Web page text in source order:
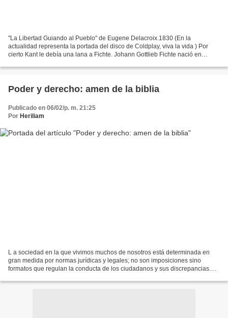
"La Libertad Guiando al Pueblo" de Eugene Delacroix.1830 (En la
actualidad representa la portada del disco de Coldplay, viva la vida ) Por
cierto Kant le debía una lana a Fichte. Johann Gottlieb Fichte nació en
Poder y derecho: amen de la biblia
Publicado en 06/02/p. m. 21:25
Por Heriliam
L a sociedad en la que vivimos muchos de nosotros está determinada en
gran medida por normas jurídicas y legales; no son imposiciones sino
formatos que regulan la conducta de los ciudadanos y sus discrepancias.